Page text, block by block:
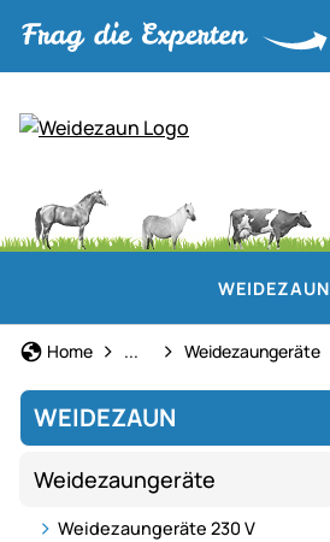
WEIDEZAUN
Home Weidezaun
... Weidezaungeräte
WEIDEZAUN
Weidezaungeräte
Weidezaungeräte 230 V